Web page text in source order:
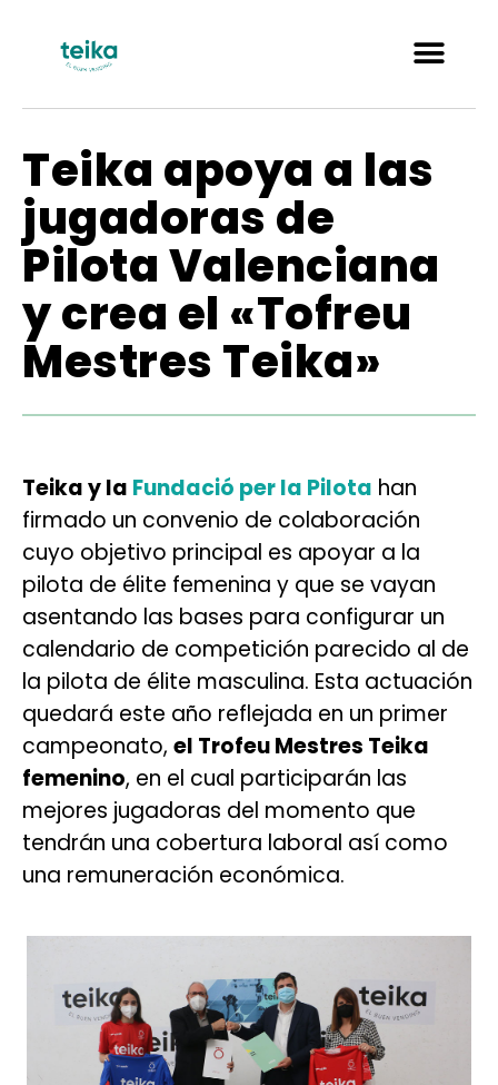
Teika apoya a las
jugadoras de
Pilota Valenciana
y crea el «Tofreu
Mestres Teika»
Teika y la Fundació per la Pilota han
firmado un convenio de colaboración
cuyo objetivo principal es apoyar a la
pilota de élite femenina y que se vayan
asentando las bases para configurar un
calendario de competición parecido al de
la pilota de élite masculina. Esta actuación
quedará este año reflejada en un primer
campeonato, el Trofeu Mestres Teika
femenino, en el cual participarán las
mejores jugadoras del momento que
tendrán una cobertura laboral así como
una remuneración económica.